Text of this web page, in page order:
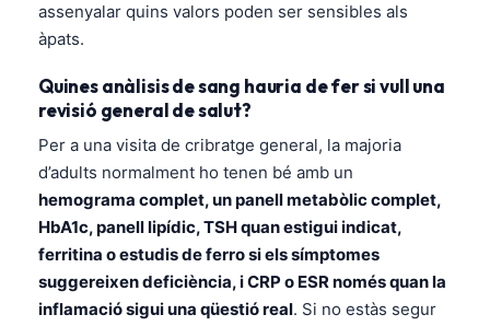
assenyalar quins valors poden ser sensibles als
àpats.
Quines anàlisis de sang hauria de fer si vull una
revisió general de salut?
Per a una visita de cribratge general, la majoria
d’adults normalment ho tenen bé amb un
hemograma complet, un panell metabòlic complet,
HbA1c, panell lipídic, TSH quan estigui indicat,
ferritina o estudis de ferro si els símptomes
suggereixen deficiència, i CRP o ESR només quan la
inflamació sigui una qüestió real. Si no estàs segur